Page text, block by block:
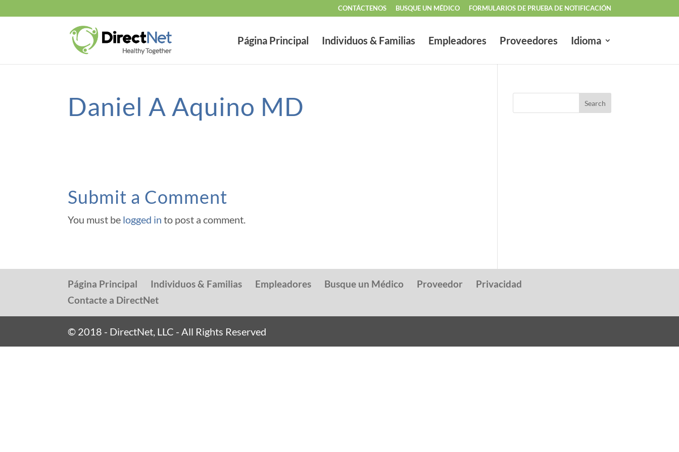
CONTÁCTENOS BUSQUE UN MÉDICO FORMULARIOS DE PRUEBA DE NOTIFICACIÓN
Página Principal Individuos & Familias Empleadores Proveedores Idioma
Daniel A Aquino MD
Submit a Comment
You must be logged in to post a comment.
Página Principal Individuos & Familias Empleadores Busque un Médico Proveedor
Privacidad
Contacte a DirectNet
© 2018 - DirectNet, LLC - All Rights Reserved